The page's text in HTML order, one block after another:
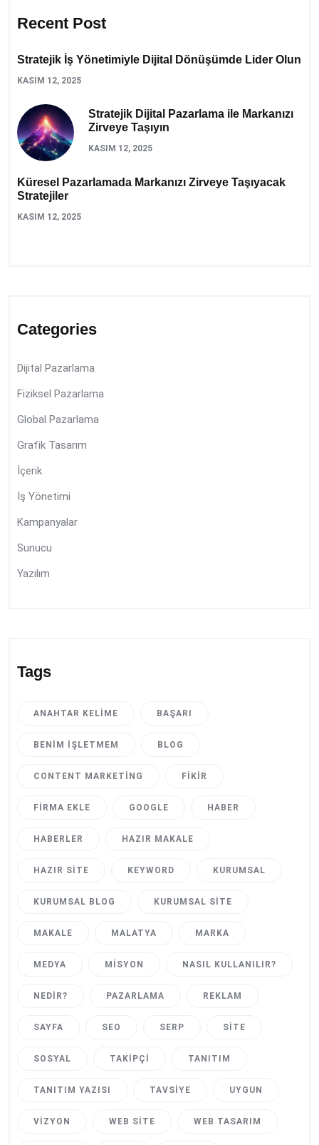
Recent Post
Stratejik İş Yönetimiyle Dijital Dönüşümde Lider Olun
KASIM 12, 2025
Stratejik Dijital Pazarlama ile Markanızı
Zirveye Taşıyın
KASIM 12, 2025
Küresel Pazarlamada Markanızı Zirveye Taşıyacak
Stratejiler
KASIM 12, 2025
Categories
Dijital Pazarlama
Fiziksel Pazarlama
Global Pazarlama
Grafik Tasarım
İçerik
İş Yönetimi
Kampanyalar
Sunucu
Yazılım
Tags
ANAHTAR KELIME BAŞARI
BENIM İŞLETMEM BLOG
CONTENT MARKETING FIKIR
FIRMA EKLE GOOGLE HABER
HABERLER HAZIR MAKALE
HAZIR SITE KEYWORD KURUMSAL
KURUMSAL BLOG KURUMSAL SITE
MAKALE MALATYA MARKA
MEDYA MISYON NASIL KULLANILIR?
NEDIR? PAZARLAMA REKLAM
SAYFA SEO SERP SITE
SOSYAL TAKIPÇI TANITIM
TANITIM YAZISI TAVSIYE UYGUN
VIZYON WEB SITE WEB TASARIM